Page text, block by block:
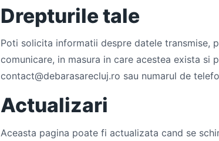
Drepturile tale
Poti solicita informatii despre datele transmise,
comunicare, in masura in care acestea exista
contact@debarasarecluj.ro sau numarul de
Actualizari
Aceasta pagina poate fi actualizata cand se